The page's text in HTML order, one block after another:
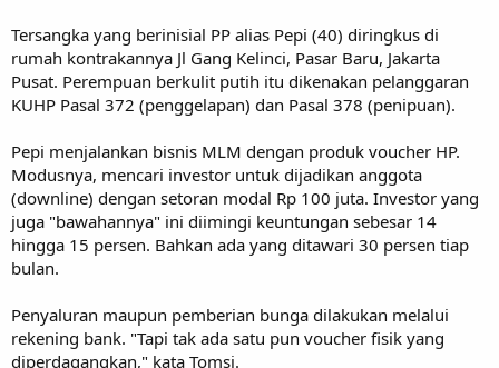
Tersangka yang berinisial PP alias Pepi (40) diringkus di
rumah kontrakannya Jl Gang Kelinci, Pasar Baru, Jakarta
Pusat. Perempuan berkulit putih itu dikenakan pelanggaran
KUHP Pasal 372 (penggelapan) dan Pasal 378 (penipuan).
Pepi menjalankan bisnis MLM dengan produk voucher HP.
Modusnya, mencari investor untuk dijadikan anggota
(downline) dengan setoran modal Rp 100 juta. Investor yang
juga "bawahannya" ini diimingi keuntungan sebesar 14
hingga 15 persen. Bahkan ada yang ditawari 30 persen tiap
bulan.
Penyaluran maupun pemberian bunga dilakukan melalui
rekening bank. "Tapi tak ada satu pun voucher fisik yang
diperdagangkan," kata Tomsi.